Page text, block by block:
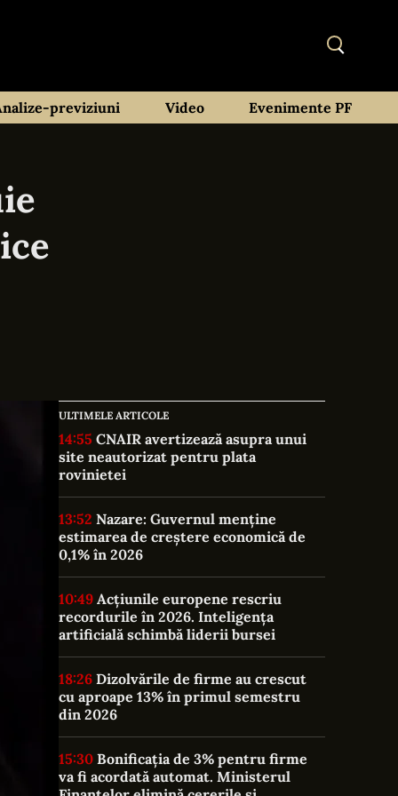
previziuni Video Evenimente PF
ULTIMELE ARTICOLE
14:55
site neautorizat pentru plata
rovinietei
13:52
estimarea de creștere economică de
0,1% în 2026
10:49
recordurile în 2026. Inteligența
artificială schimbă liderii bursei
18:26
cu aproape 13% în primul semestru
din 2026
15:30
va fi acordată automat. Ministerul